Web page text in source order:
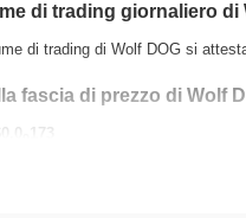
di trading giornaliero di
di trading di Wolf DOG si
fascia di prezzo di Wolf
173